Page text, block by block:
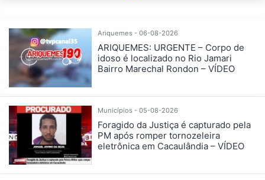
Ariquemes - 06-08-2026
ARIQUEMES: URGENTE – Corpo de
idoso é localizado no Rio Jamari
Bairro Marechal Rondon – VÍDEO
Municípios - 05-08-2026
Foragido da Justiça é capturado pela
PM após romper tornozeleira
eletrônica em Cacaulândia – VÍDEO